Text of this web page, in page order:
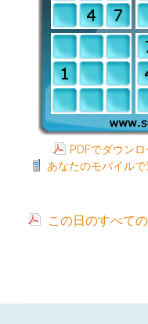
PDFでダウンロ
あなたのモバイルで
この日のすべて